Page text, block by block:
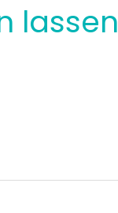
lassen